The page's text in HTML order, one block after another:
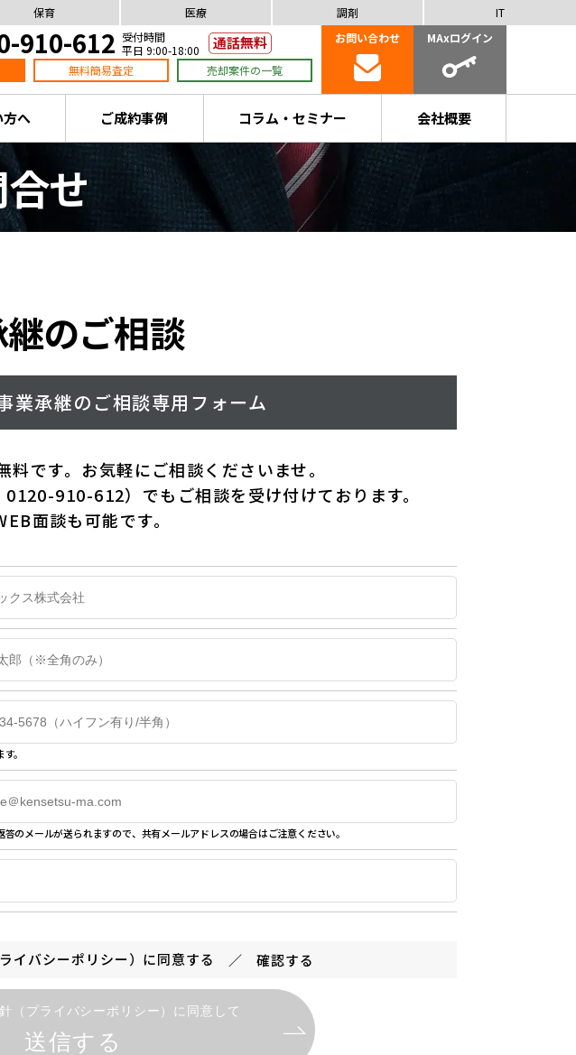
保育 医療 調剤 IT
910-612 受付時間
平日 9:00-18:00
無料簡易査定 売却案件の一覧
お問い合わせ MAxログイン
方へ ご成約事例 コラム・セミナー 会社概要
せ
のご相談
業承継のご相談専用フォーム
料です。お気軽にご相談くださいませ。
0120-910-612）でもご相談を受け付けております。
面談も可能です。
。
のメールが送られますので、共有メールアドレスの場合はご注意ください。
イバシーポリシー）に同意する 確認する
（プライバシーポリシー）に同意して
送信する